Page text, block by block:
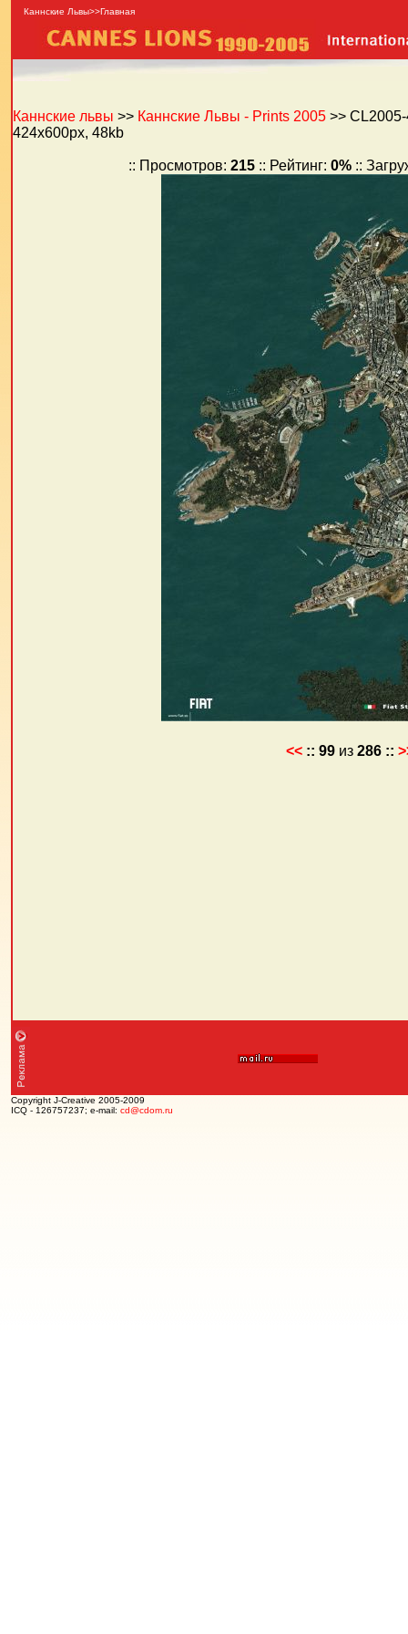
Каннские Львы>>Главная
Каннские львы >> Каннские Львы - Prints 2005 >>
424x600px, 48kb
:: Просмотров: 215:: Рейтинг: 0%::
<< :: 99 из 286 ::
Copyright J-Creative 2005-2009
ICQ - 126757237; e-mail: cd@cdom.ru